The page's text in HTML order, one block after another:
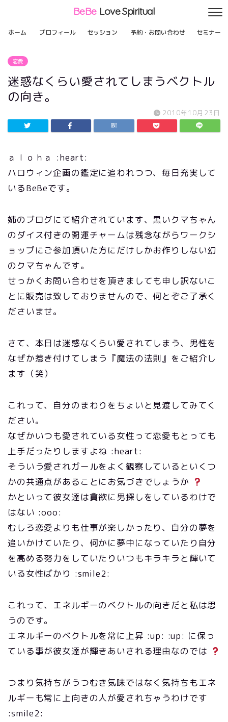
BeBe Love Spiritual
ホーム プロフィール セッション 予約・お問い合わせ セミナー
恋愛
迷惑なくらい愛されてしまうベクトル
の向き。
2010年10月23日
ａｌｏｈａ :heart:
ハロウィン企画の鑑定に追われつつ、毎日充実して
いるBeBeです。
姉のブログにて紹介されています、黒いクマちゃん
のダイス付きの開運チャームは残念ながらワークシ
ョップにご参加頂いた方にだけしかお作りしない幻
のクマちゃんです。
せっかくお問い合わせを頂きましても申し訳ないこ
とに販売は致しておりませんので、何とぞご了承く
ださいませ。
さて、本日は迷惑なくらい愛されてしまう、男性を
なぜか惹き付けてしまう『魔法の法則』をご紹介し
ます（笑）
これって、自分のまわりをちょいと見渡してみてく
ださい。
なぜかいつも愛されている女性って恋愛もとっても
上手だったりしますよね :heart:
そういう愛されガールをよく観察しているといくつ
かの共通点があることにお気づきでしょうか
かといって彼女達は貪欲に男探しをしているわけで
はない :ooo:
むしろ恋愛よりも仕事が楽しかったり、自分の夢を
追いかけていたり、何かに夢中になっていたり自分
を高める努力をしていたりいつもキラキラと輝いて
いる女性ばかり :smile2:
これって、エネルギーのベクトルの向きだと私は思
うのです。
エネルギーのベクトルを常に上昇 :up: :up: に保っ
ている事が彼女達が輝きあいされる理由なのでは
つまり気持ちがうつむき気味ではなく気持ちもエネ
ルギーも常に上向きの人が愛されちゃうわけです
:smile2: